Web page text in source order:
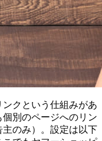
クという仕組みがあ
別のページへのリン
のみ）。設定は以下